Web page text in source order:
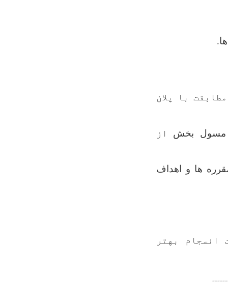
با پلان
مسول بخش از
ها و اهداف
بهتر